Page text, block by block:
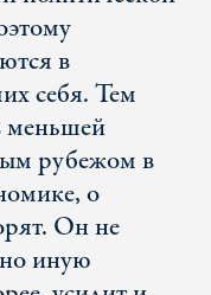
в
себя. Тем
меньшей
рубежом в
о
Он не
иную